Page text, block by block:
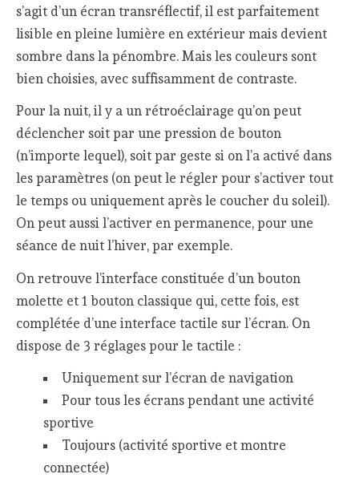
s’agit d’un écran transréflectif, il est parfaitement
lisible en pleine lumière en extérieur mais devient
sombre dans la pénombre. Mais les couleurs sont
bien choisies, avec suffisamment de contraste.
Pour la nuit, il y a un rétroéclairage qu’on peut
déclencher soit par une pression de bouton
(n’importe lequel), soit par geste si on l’a activé dans
les paramètres (on peut le régler pour s’activer tout
le temps ou uniquement après le coucher du soleil).
On peut aussi l’activer en permanence, pour une
séance de nuit l’hiver, par exemple.
On retrouve l’interface constituée d’un bouton
molette et 1 bouton classique qui, cette fois, est
complétée d’une interface tactile sur l’écran. On
dispose de 3 réglages pour le tactile :
Uniquement sur l’écran de navigation
Pour tous les écrans pendant une activité
sportive
Toujours (activité sportive et montre
connectée)